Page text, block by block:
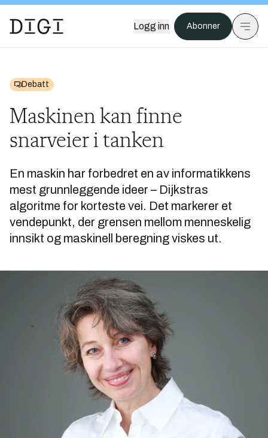
Logg inn Abonner
Debatt
Maskinen kan finne
snarveier i tanken
En maskin har forbedret en av informatikkens
mest grunnleggende ideer – Dijkstras
algoritme for korteste vei. Det markerer et
vendepunkt, der grensen mellom menneskelig
innsikt og maskinell beregning viskes ut.